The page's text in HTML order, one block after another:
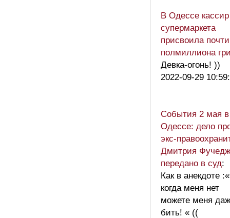
В Одессе кассир
супермаркета
присвоила почти
полмиллиона
Девка-огонь! ))
2022-09-29
События 2 мая в
Одессе: дело
экс-
Дмитрия
передано в суд:
Как в анекдоте
когда меня нет
можете меня
бить! « ((